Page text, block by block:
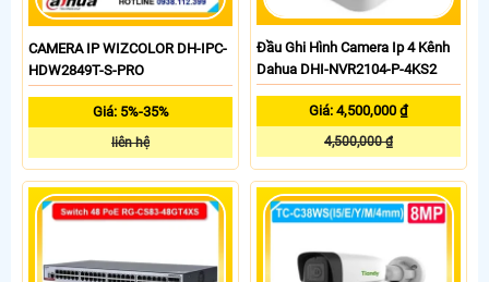
CAMERA IP WIZCOLOR DH-IPC-
HDW2849T-S-PRO
Giá: 5%-35%
liên hệ
Đầu Ghi Hình Camera Ip 4 Kênh
Dahua DHI-NVR2104-P-4KS2
Giá: 4,500,000 ₫
4,500,000 ₫